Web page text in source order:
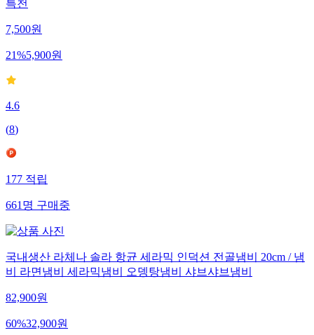
특천
7,500원
21%5,900원
4.6
(8)
177적립
661명구매중
국내생산 라체나 솔라 항균 세라믹 인덕션 전골냄비 20cm / 냄
비 라면냄비 세라믹냄비 오뎅탕냄비 샤브샤브냄비
82,900원
60%32,900원